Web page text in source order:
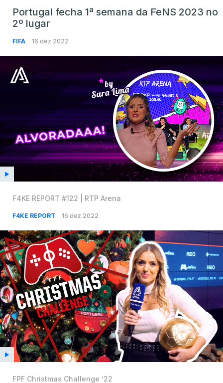
Portugal fecha 1ª semana da FeNS 2023 no
2º lugar
FIFA 16 dez 2022
F4KE REPORT #122 | RTP Arena
F4KE REPORT 16 dez 2022
FPF Christmas Challenge ’22